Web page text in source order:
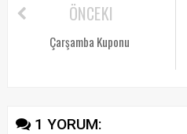
ÖNCEKI
Çarşamba Kuponu
1 YORUM: